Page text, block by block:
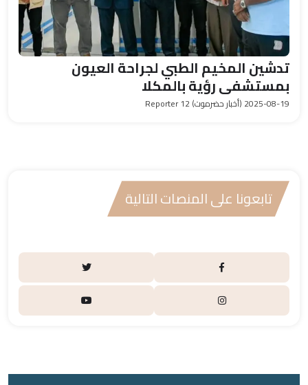
تدشين المخيم الطبي لجراحة العيون
بمستشفى رؤية بالمكلا
2025-08-19 (أخبار حضرموت) Reporter 12
تابعونا على المنصات التالية